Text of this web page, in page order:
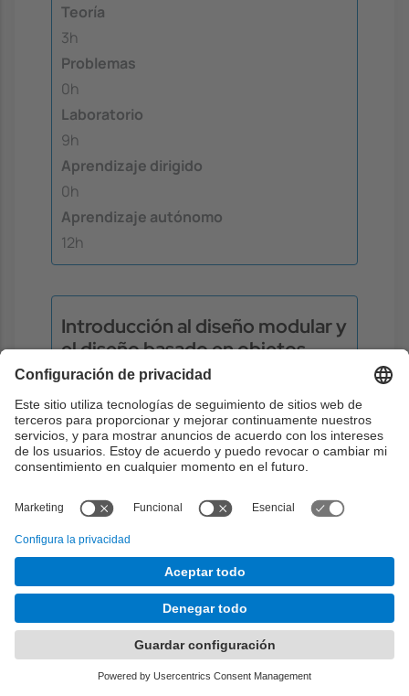
Teoría
3h
Problemas
0h
Laboratorio
9h
Aprendizaje dirigido
0h
Aprendizaje autónomo
12h
Introducción al diseño modular y
el diseño basado en objetos.
Desarrollo del tema correspondiente de la
asignatura.
Teoría:Sesiones teoría semanas 1 y 2.
Objetivos:21124
6 . Diseño modular y diseño basado en
objetos
Teoría
4h
0h
Laboratorio